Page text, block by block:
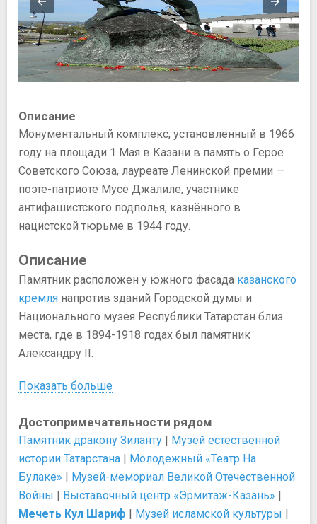
Описание
Монументальный комплекс, установленный в 1966
году на площади 1 Мая в Казани в память о Герое
Советского Союза, лауреате Ленинской премии —
поэте-патриоте Мусе Джалиле, участнике
антифашистского подполья, казнённого в
нацистской тюрьме в 1944 году.
Описание
Памятник расположен у южного фасада казанского
кремля напротив зданий Городской думы и
Национального музея Республики Татарстан близ
места, где в 1894-1918 годах был памятник
Александру II.
Показать больше
Достопримечательности рядом
Памятник дракону Зиланту | Музей естественной
истории Татарстана | Молодежный «Театр На
Булаке» | Музей-мемориал Великой Отечественной
Войны | Выставочный центр «Эрмитаж-Казань» |
Мечеть Кул Шариф | Музей исламской культуры |